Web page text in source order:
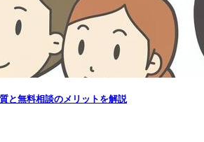
と無料相談のメリットを解説